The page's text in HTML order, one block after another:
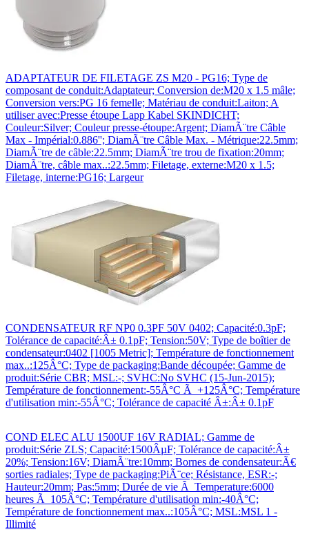
ADAPTATEUR DE FILETAGE ZS M20 - PG16; Type de
composant de conduit:Adaptateur; Conversion de:M20 x 1.5 mâle;
Conversion vers:PG 16 femelle; Matériau de conduit:Laiton; A
utiliser avec:Presse étoupe Lapp Kabel SKINDICHT;
Couleur:Silver; Couleur presse-étoupe:Argent; DiamÃ¨tre Câble
Max - Impérial:0.886''; DiamÃ¨tre Câble Max. - Métrique:22.5mm;
DiamÃ¨tre de câble:22.5mm; DiamÃ¨tre trou de fixation:20mm;
DiamÃ¨tre, câble max..:22.5mm; Filetage, externe:M20 x 1.5;
Filetage, interne:PG16; Largeur
CONDENSATEUR RF NP0 0.3PF 50V 0402; Capacité:0.3pF;
Tolérance de capacité:Â± 0.1pF; Tension:50V; Type de boîtier de
condensateur:0402 [1005 Metric]; Température de fonctionnement
max..:125Â°C; Type de packaging:Bande découpée; Gamme de
produit:Série CBR; MSL:-; SVHC:No SVHC (15-Jun-2015);
Température de fonctionnement:-55Â°C Ã +125Â°C; Température
d'utilisation min:-55Â°C; Tolérance de capacité Â±:Â± 0.1pF
COND ELEC ALU 1500UF 16V RADIAL; Gamme de
produit:Série ZLS; Capacité:1500ÂµF; Tolérance de capacité:Â±
20%; Tension:16V; DiamÃ¨tre:10mm; Bornes de condensateur:Ã€
sorties radiales; Type de packaging:PiÃ¨ce; Résistance, ESR:-;
Hauteur:20mm; Pas:5mm; Durée de vie Ã Temperature:6000
heures Ã 105Â°C; Température d'utilisation min:-40Â°C;
Température de fonctionnement max..:105Â°C; MSL:MSL 1 -
Illimité